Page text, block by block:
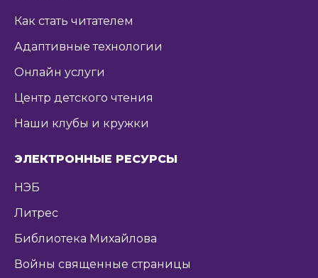
Как стать читателем
Адаптивные технологии
Онлайн услуги
Центр детского чтения
Наши клубы и кружки
ЭЛЕКТРОННЫЕ РЕСУРСЫ
НЭБ
Литрес
Библиотека Михайлова
Войны священные страницы